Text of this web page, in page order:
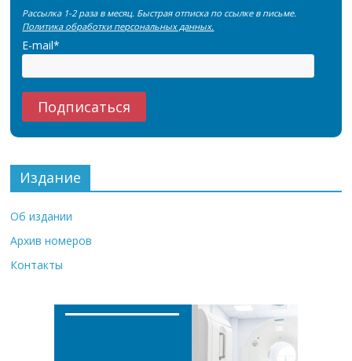
Рассылка 1-2 раза в месяц. Быстрая отписка по ссылке в письме.
Политика обработки персональных данных.
E-mail*
Издание
Об издании
Архив номеров
Контакты